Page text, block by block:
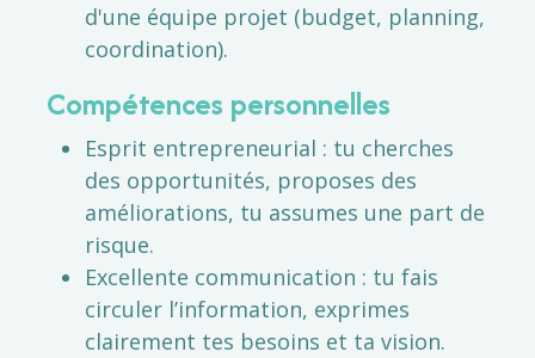
d'une équipe projet (budget, planning,
coordination).
Compétences personnelles
Esprit entrepreneurial : tu cherches
des opportunités, proposes des
améliorations, tu assumes une part de
risque.
Excellente communication : tu fais
circuler l’information, exprimes
clairement tes besoins et ta vision.